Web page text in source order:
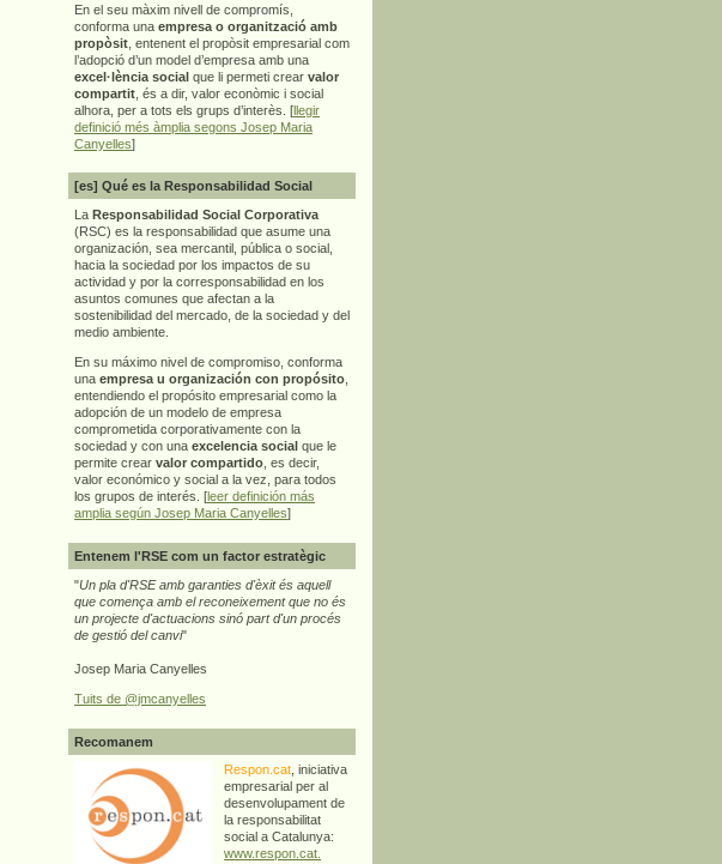
En el seu màxim nivell de compromís,
conforma una empresa o organització amb
propòsit , entenent el propòsit empresarial com
l’adopció d’un model d’empresa amb una
excel·lència social que li permeti crear valor
compartit , és a dir, valor econòmic i social
alhora, per a tots els grups d’interès. [llegir
definició més àmplia segons Josep Maria
Canyelles]
[es] Qué es la Responsabilidad Social
La Responsabilidad Social Corporativa
(RSC) es la responsabilidad que asume una
organización, sea mercantil, pública o social,
hacia la sociedad por los impactos de su
actividad y por la corresponsabilidad en los
asuntos comunes que afectan a la
sostenibilidad del mercado, de la sociedad y del
medio ambiente.
En su máximo nivel de compromiso, conforma
una empresa u organización con propósito
entendiendo el propósito empresarial como la
adopción de un modelo de empresa
comprometida corporativamente con la
sociedad y con una excelencia social que le
permite crear valor compartido , es decir,
valor económico y social a la vez, para todos
los grupos de interés. [leer definición más
amplia según Josep Maria Canyelles]
Entenem l'RSE com un factor estratègic
"Un pla d'RSE amb garanties d'èxit és aquell
que comença amb el reconeixement que no és
un projecte d'actuacions sinó part d'un procés
de gestió del canvi"
Josep Maria Canyelles
Tuits de @jmcanyelles
Recomanem
Respon.cat , iniciativa
empresarial per al
desenvolupament de
la responsabilitat
social a Catalunya:
www.respon.cat.